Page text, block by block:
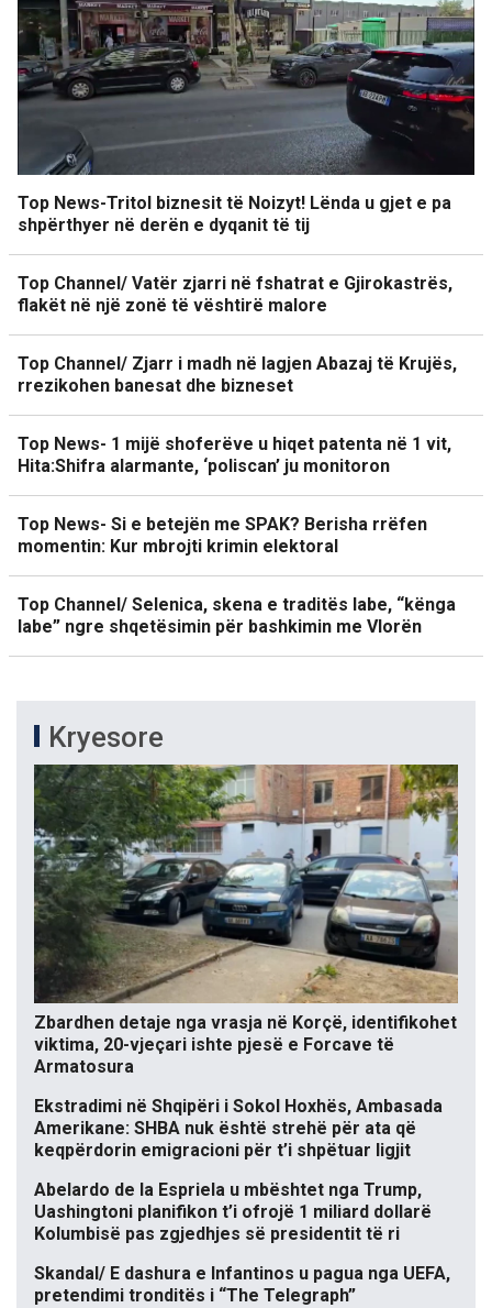
Top News-Tritol biznesit të Noizyt! Lënda u gjet e pa
shpërthyer në derën e dyqanit të tij
Top Channel/ Vatër zjarri në fshatrat e Gjirokastrës,
flakët në një zonë të vështirë malore
Top Channel/ Zjarr i madh në lagjen Abazaj të Krujës,
rrezikohen banesat dhe bizneset
Top News- 1 mijë shoferëve u hiqet patenta në 1 vit,
Hita:Shifra alarmante, ‘poliscan’ ju monitoron
Top News- Si e betejën me SPAK? Berisha rrëfen
momentin: Kur mbrojti krimin elektoral
Top Channel/ Selenica, skena e traditës labe, “kënga
labe” ngre shqetësimin për bashkimin me Vlorën
Kryesore
Zbardhen detaje nga vrasja në Korçë, identifikohet
viktima, 20-vjeçari ishte pjesë e Forcave të
Armatosura
Ekstradimi në Shqipëri i Sokol Hoxhës, Ambasada
Amerikane: SHBA nuk është strehë për ata që
keqpërdorin emigracioni për t’i shpëtuar ligjit
Abelardo de la Espriela u mbështet nga Trump,
Uashingtoni planifikon t’i ofrojë 1 miliard dollarë
Kolumbisë pas zgjedhjes së presidentit të ri
Skandal/ E dashura e Infantinos u pagua nga UEFA,
pretendimi tronditës i “The Telegraph”